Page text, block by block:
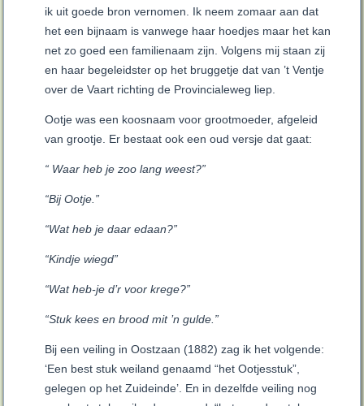
ik uit goede bron vernomen. Ik neem zomaar aan dat
het een bijnaam is vanwege haar hoedjes maar het kan
net zo goed een familienaam zijn. Volgens mij staan zij
en haar begeleidster op het bruggetje dat van ’t Ventje
over de Vaart richting de Provincialeweg liep.
Ootje was een koosnaam voor grootmoeder, afgeleid
van grootje. Er bestaat ook een oud versje dat gaat:
“ Waar heb je zoo lang weest?”
“Bij Ootje.”
“Wat heb je daar edaan?”
“Kindje wiegd”
“Wat heb-je d’r voor krege?”
“Stuk kees en brood mit ’n gulde.”
Bij een veiling in Oostzaan (1882) zag ik het volgende:
‘Een best stuk weiland genaamd “het Ootjesstuk”,
gelegen op het Zuideinde’. En in dezelfde veiling nog